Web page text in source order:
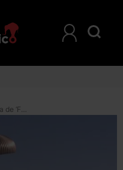
¿Autos en paracaídas? ¡La escena de ‘Furious 7’ es real!